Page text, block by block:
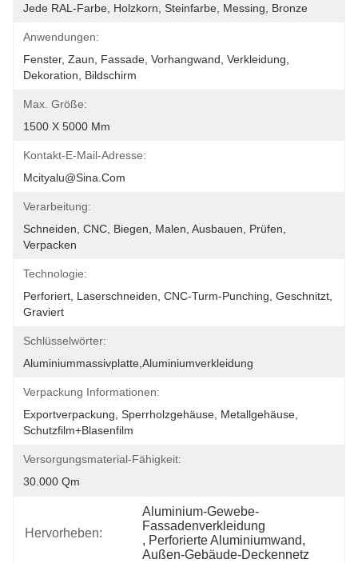
Jede RAL-Farbe, Holzkorn, Steinfarbe, Messing, Bronze
Anwendungen:
Fenster, Zaun, Fassade, Vorhangwand, Verkleidung,
Dekoration, Bildschirm
Max. Größe:
1500 X 5000 Mm
Kontakt-E-Mail-Adresse:
Mcityalu@sina.com
Verarbeitung:
Schneiden, CNC, Biegen, Malen, Ausbauen, Prüfen,
Verpacken
Technologie:
Perforiert, Laserschneiden, CNC-Turm-Punching, Geschnitzt,
Graviert
Schlüsselwörter:
Aluminiummassivplatte,Aluminiumverkleidung
Verpackung Informationen:
Exportverpackung, Sperrholzgehäuse, Metallgehäuse,
Schutzfilm+Blasenfilm
Versorgungsmaterial-Fähigkeit:
30.000 Qm
Hervorheben:
Aluminium-Gewebe-
Fassadenverkleidung
, Perforierte Aluminiumwand,
Außen-Gebäude-Deckennetz